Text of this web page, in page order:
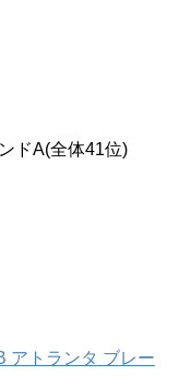
ドA(全体41位)
アトランタ ブレー